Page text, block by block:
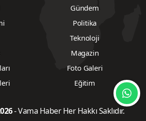
Gündem
Politika
Teknoloji
Magazin
Foto Galeri
Eğitim
- Vama Haber Her Hakkı Saklıdır.